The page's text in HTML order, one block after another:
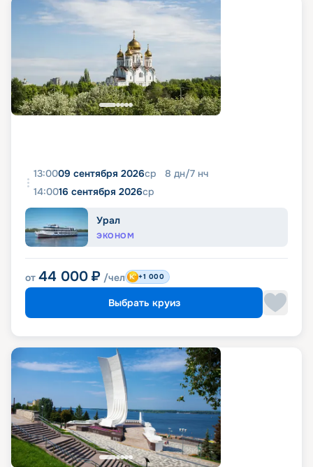
13:0009 сентября 2026ср 8 дн/7 нч
14:0016 сентября 2026ср
Урал
ЭКОНОМ
от 44 000 ₽ /чел +1 000
Выбрать круиз